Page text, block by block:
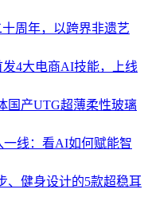
周年，以跨界非遗艺
4大电商AI技能，上线
国产UTG超薄柔性玻璃
一线：看AI如何赋能智
、健身设计的5款超稳耳